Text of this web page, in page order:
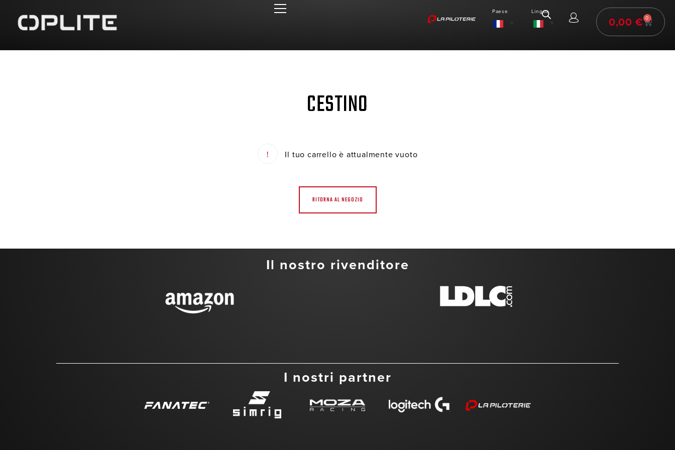
Paese Lingua
0,00 € 0
CESTINO
Il tuo carrello è attualmente vuoto
RITORNA AL NEGOZIO
Il nostro rivenditore
I nostri partner